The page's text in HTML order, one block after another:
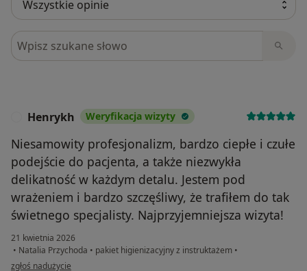
Szukaj w opiniach
Henrykh Weryfikacja wizyty
Niesamowity profesjonalizm, bardzo ciepłe i czułe
podejście do pacjenta, a także niezwykła
delikatność w każdym detalu. Jestem pod
wrażeniem i bardzo szczęśliwy, że trafiłem do tak
świetnego specjalisty. Najprzyjemniejsza wizyta!
21 kwietnia 2026
• Natalia Przychoda • pakiet higienizacyjny z instruktażem •
w opinii użytkownika Henrykh
zgłoś nadużycie